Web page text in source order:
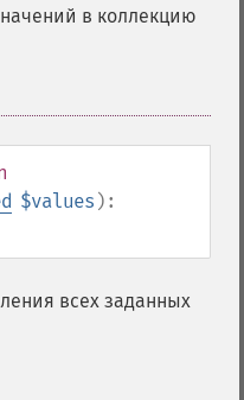
в коллекцию
$values ):
всех заданных